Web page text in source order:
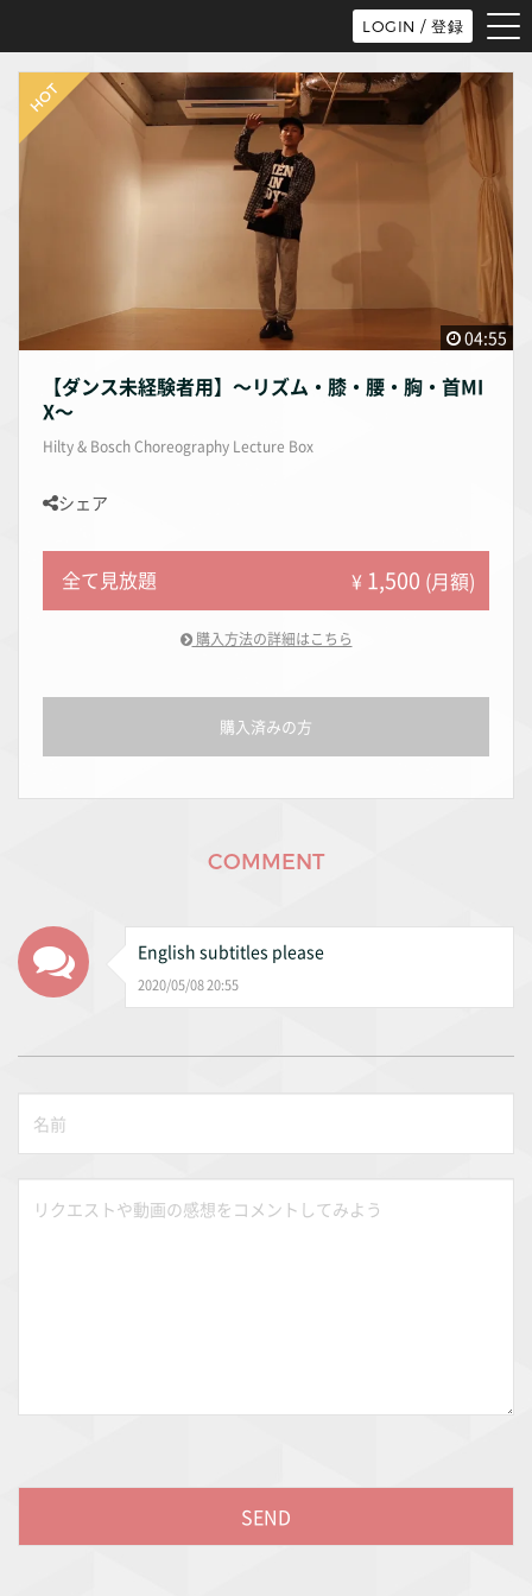
LOGIN / 登録
04:55
【ダンス未経験者用】〜リズム・膝・腰・胸・首MI
X〜
Hilty & Bosch Choreography Lecture Box
シェア
全て見放題 ¥ 1,500 (月額)
購入方法の詳細はこちら
購入済みの方
COMMENT
English subtitles please
2020/05/08 20:55